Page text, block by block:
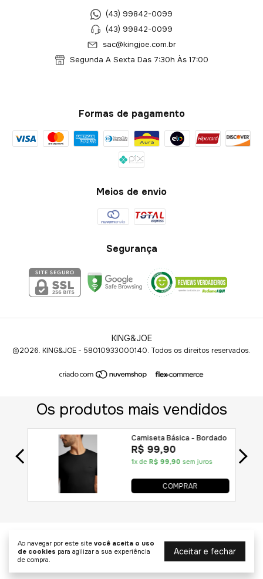
Ao navegar por este site você aceita o uso
de cookies para agilizar a sua experiência
de compra.
Aceitar e fechar
(43) 99842-0099
(43) 99842-0099
sac@kingjoe.com.br
Segunda A Sexta Das 7:30h Às 17:00
Formas de pagamento
Meios de envio
Segurança
KING&JOE
©2026. KING&JOE - 58010933000140. Todos os direitos reservados.